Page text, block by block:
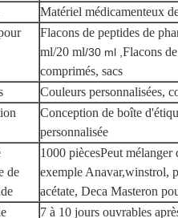
Matériel médicamenteux
Flacons de peptides de
ml/20 ml/30 ml , Flacons
comprimés, sacs
Couleurs personnalisées,
Conception de boîte
personnalisée
de
1000 piècesPeut mélanger
exemple Anavar,winstrol,
acétate, Deca Masteron
7 à 10 jours ouvrables